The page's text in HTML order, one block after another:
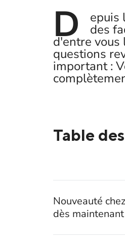
D epuis
des
d'entre vous
questions
important :
Table
Nouveauté
dès maintenant